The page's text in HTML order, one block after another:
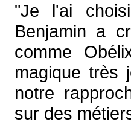
"Je l'ai
Benjamin a
comme
magique très
notre
sur des